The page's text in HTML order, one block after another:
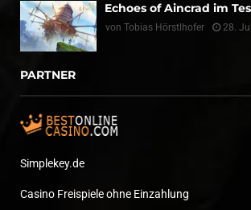
Echoes of Aincrad im
von Tobias Hörstlhofer 28.
PARTNER
Simplekey.de
Casino Freispiele ohne Einzahlung